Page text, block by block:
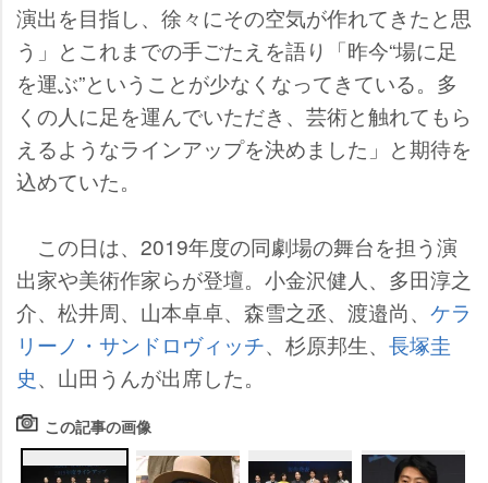
演出を目指し、徐々にその空気が作れてきたと思
う」とこれまでの手ごたえを語り「昨今“場に足
を運ぶ”ということが少なくなってきている。多
くの人に足を運んでいただき、芸術と触れてもら
えるようなラインアップを決めました」と期待を
込めていた。
この日は、2019年度の同劇場の舞台を担う演
出家や美術作家らが登壇。小金沢健人、多田淳之
介、松井周、山本卓卓、森雪之丞、渡邉尚、 ケラ
リーノ・サンドロヴィッチ、杉原邦生、 長塚圭
史、山田うんが出席した。
この記事の画像